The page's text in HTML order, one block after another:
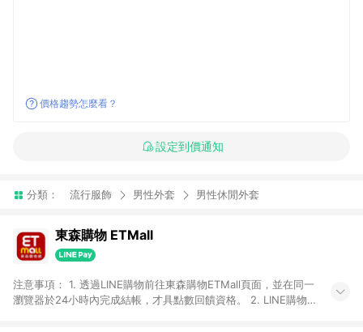
價格趨勢怎麼看？
設定到價通知
分類： 流行服飾 男性外套 男性休閒外套
東森購物 ETMall
注意事項： 1. 透過LINE購物前往東森購物ETMall頁面，並在同一
瀏覽器於24小時內完成結帳，才具點數回饋資格。 2. LINE購物